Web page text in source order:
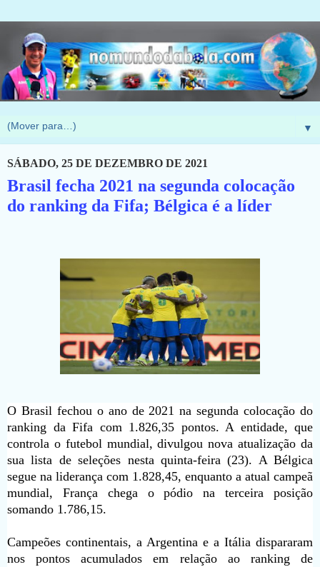
▼
SÁBADO, 25 DE DEZEMBRO DE 2021
Brasil fecha 2021 na segunda colocação
do ranking da Fifa; Bélgica é a líder
O Brasil fechou o ano de 2021 na segunda colocação do
ranking da Fifa com 1.826,35 pontos. A entidade, que
controla o futebol mundial, divulgou nova atualização da
sua lista de seleções nesta quinta-feira (23). A Bélgica
segue na liderança com 1.828,45, enquanto a atual campeã
mundial, França chega o pódio na terceira posição
somando 1.786,15.
Campeões continentais, a Argentina e a Itália dispararam
nos pontos acumulados em relação ao ranking de